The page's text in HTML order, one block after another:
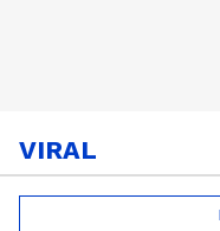
VIRAL